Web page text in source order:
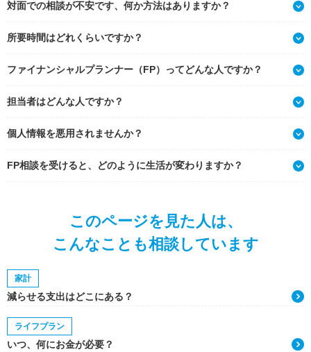
対面での相談が不安です、何か方法はありますか？
所要時間はどれくらいですか？
ファイナンシャルプランナー（FP）ってどんな人ですか？
担当者はどんな人ですか？
個人情報を悪用されませんか？
FP相談を受けると、どのように生活が変わりますか？
このページを見た人は、
こんなことも相談しています
家計
減らせる支出はどこにある？
ライフプラン
いつ、何にお金が必要？